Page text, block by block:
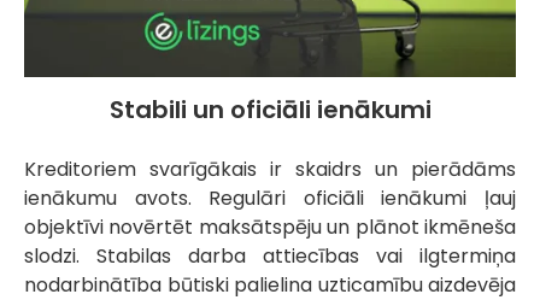
Stabili un oficiāli ienākumi
Kreditoriem svarīgākais ir skaidrs un pierādāms
ienākumu avots. Regulāri oficiāli ienākumi ļauj
objektīvi novērtēt maksātspēju un plānot ikmēneša
slodzi. Stabilas darba attiecības vai ilgtermiņa
nodarbinātība būtiski palielina uzticamību aizdevēja